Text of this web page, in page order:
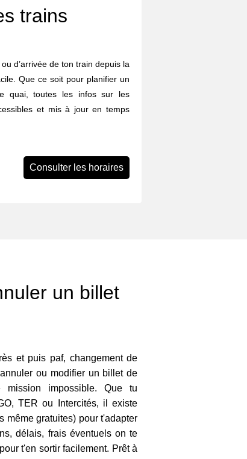
trains
d’arrivée de ton train depuis la
Que ce soit pour planifier un
quai, toutes les infos sur les
et mis à jour en temps
Consulter les horaires
un billet
et puis paf, changement de
ou modifier un billet de
impossible. Que tu
TER ou Intercités, il existe
même gratuites) pour t'adapter
délais, frais éventuels on te
t'en sortir facilement. Prêt à